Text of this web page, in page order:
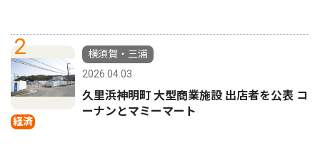
2
経済
横須賀・三浦
2026.04.03
久里浜神明町 大型商業施設 出店者を公表 コ
ーナンとマミーマート